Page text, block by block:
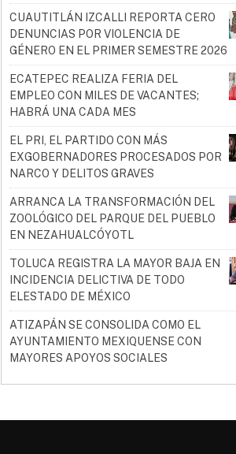
CUAUTITLÁN IZCALLI REPORTA CERO
DENUNCIAS POR VIOLENCIA DE
GÉNERO EN EL PRIMER SEMESTRE 2026
ECATEPEC REALIZA FERIA DEL
EMPLEO CON MILES DE VACANTES;
HABRÁ UNA CADA MES
EL PRI, EL PARTIDO CON MÁS
EXGOBERNADORES PROCESADOS POR
NARCO Y DELITOS GRAVES
ARRANCA LA TRANSFORMACIÓN DEL
ZOOLÓGICO DEL PARQUE DEL PUEBLO
EN NEZAHUALCÓYOTL
TOLUCA REGISTRA LA MAYOR BAJA EN
INCIDENCIA DELICTIVA DE TODO
ELESTADO DE MÉXICO
ATIZAPÁN SE CONSOLIDA COMO EL
AYUNTAMIENTO MEXIQUENSE CON
MAYORES APOYOS SOCIALES